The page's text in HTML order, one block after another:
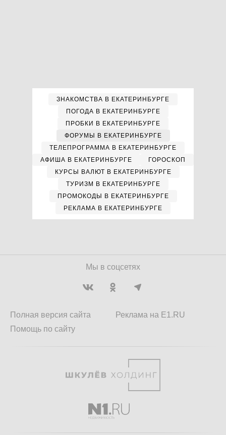
ЗНАКОМСТВА В ЕКАТЕРИНБУРГЕ
ПОГОДА В ЕКАТЕРИНБУРГЕ
ПРОБКИ В ЕКАТЕРИНБУРГЕ
ФОРУМЫ В ЕКАТЕРИНБУРГЕ
ТЕЛЕПРОГРАММА В ЕКАТЕРИНБУРГЕ
АФИША В ЕКАТЕРИНБУРГЕ
ГОРОСКОП
КУРСЫ ВАЛЮТ В ЕКАТЕРИНБУРГЕ
ТУРИЗМ В ЕКАТЕРИНБУРГЕ
ПРОМОКОДЫ В ЕКАТЕРИНБУРГЕ
РЕКЛАМА В ЕКАТЕРИНБУРГЕ
Мы в соцсетях
Полная версия сайта
Помощь по сайту
Реклама на E1.RU